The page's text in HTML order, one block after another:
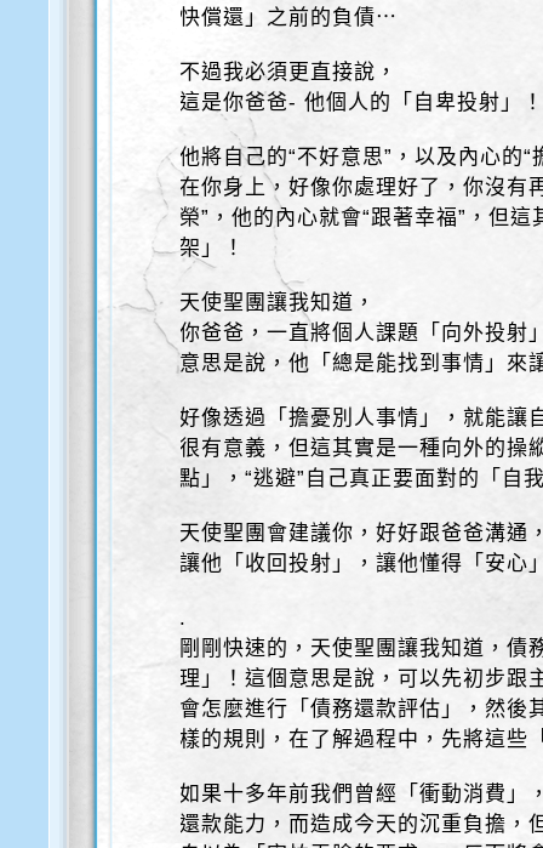
快償還」之前的負債⋯
不過我必須更直接說，
這是你爸爸- 他個人的「自卑投射」
他將自己的“不好意思”，以及內心的
在你身上，好像你處理好了，你沒有
榮”，他的內心就會“跟著幸福”，但
架」！
天使聖團讓我知道，
你爸爸，一直將個人課題「向外投射
意思是說，他「總是能找到事情」來
好像透過「擔憂別人事情」，就能讓
很有意義，但這其實是一種向外的操
點」，“逃避”自己真正要面對的「自
天使聖團會建議你，好好跟爸爸溝通
讓他「收回投射」，讓他懂得「安心
.
剛剛快速的，天使聖團讓我知道，債
理」！這個意思是說，可以先初步跟
會怎麼進行「債務還款評估」，然後
樣的規則，在了解過程中，先將這些
如果十多年前我們曾經「衝動消費」
還款能力，而造成今天的沉重負擔，